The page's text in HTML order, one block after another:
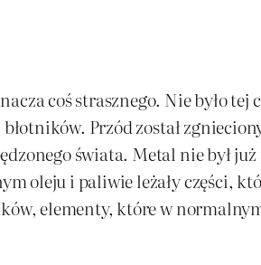
coś strasznego. Nie było
Przód został
świata. Metal nie był
oleju i paliwie leżały części,
elementy, które w